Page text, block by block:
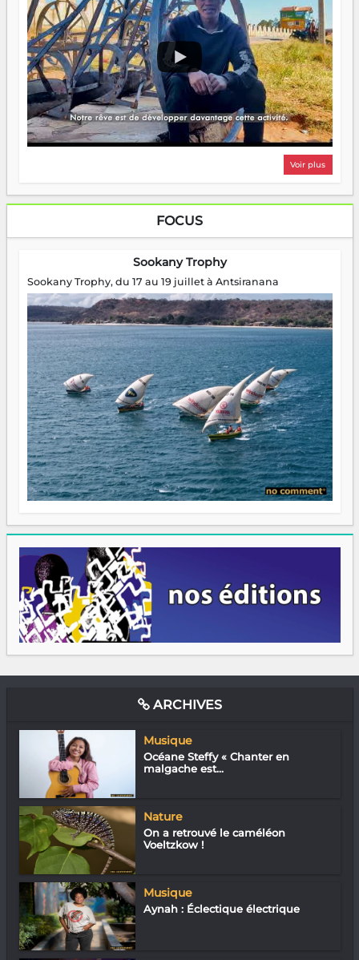
Voir plus
FOCUS
Sookany Trophy
Sookany Trophy, du 17 au 19 juillet à Antsiranana
ARCHIVES
Musique
Océane Steffy « Chanter en
malgache est...
Nature
On a retrouvé le caméléon
Voeltzkow !
Musique
Aynah : Éclectique électrique